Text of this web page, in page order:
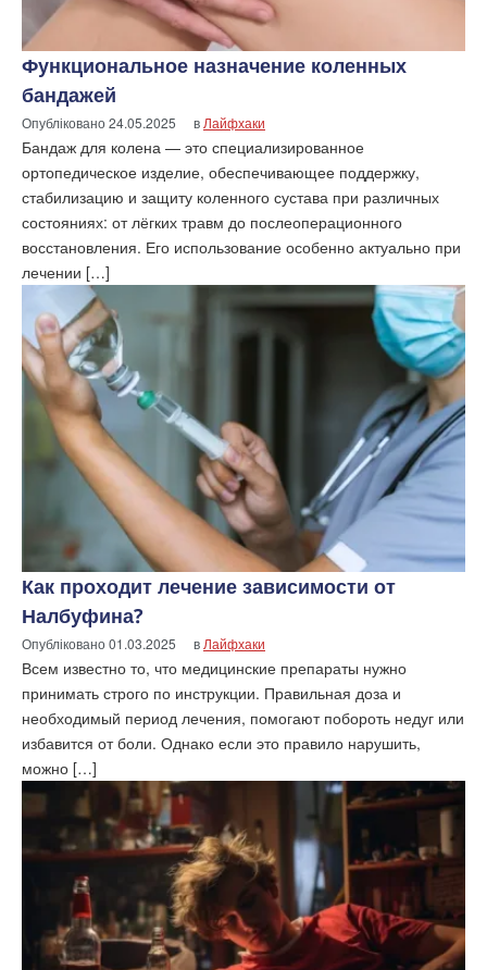
Функциональное назначение коленных
бандажей
Опубліковано24.05.2025 в Лайфхаки
Бандаж для колена — это специализированное
ортопедическое изделие, обеспечивающее поддержку,
стабилизацию и защиту коленного сустава при различных
состояниях: от лёгких травм до послеоперационного
восстановления. Его использование особенно актуально при
лечении […]
Как проходит лечение зависимости от
Налбуфина?
Опубліковано01.03.2025 в Лайфхаки
Всем известно то, что медицинские препараты нужно
принимать строго по инструкции. Правильная доза и
необходимый период лечения, помогают побороть недуг или
избавится от боли. Однако если это правило нарушить,
можно […]